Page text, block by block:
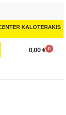
KALOTERAKIS
0,00 € 0
Cart